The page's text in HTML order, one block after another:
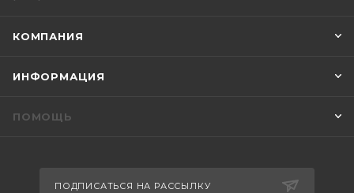
КОМПАНИЯ
ИНФОРМАЦИЯ
ПОМОЩЬ
ПОДПИСАТЬСЯ НА РАССЫЛКУ